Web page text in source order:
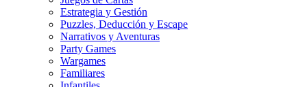
Estrategia y Gestión
Puzzles, Deducción y Escape
Narrativos y Aventuras
Party Games
Wargames
Familiares